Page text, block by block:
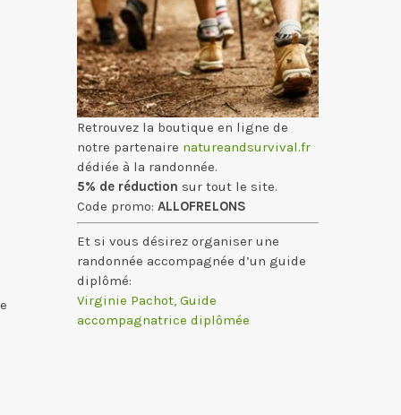
Retrouvez la boutique en ligne de
notre partenaire natureandsurvival.fr
dédiée à la randonnée.
5% de réduction sur tout le site.
Code promo: ALLOFRELONS
Et si vous désirez organiser une
randonnée accompagnée d’un guide
diplômé:
Virginie Pachot, Guide
accompagnatrice diplômée